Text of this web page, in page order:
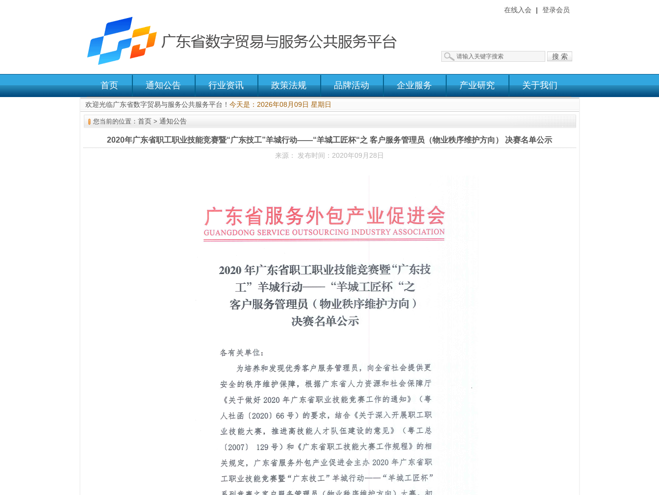
在线入会 | 登录会员
搜 索
首页 通知公告 行业资讯 政策法规 品牌活动 企业服务 产业研究 关于我们
欢迎光临广东省数字贸易与服务公共服务平台！ 今天是：2026年08月09日 星期日
您当前的位置： 首页 > 通知公告
2020年广东省职工职业技能竞赛暨“广东技工”羊城行动——“羊城工匠杯“之 客户服务管理员（物业秩序维护方向） 决赛名单公示
来源： 发布时间：2020年09月28日